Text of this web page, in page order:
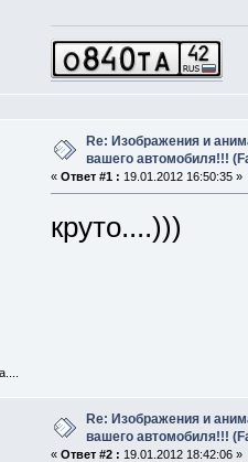
Re: Изображения и
вашего автомобиля!!!
« Ответ #1 : 19.01.2012 16:50:35 »
круто....)))
Re: Изображения и
вашего автомобиля!!!
« Ответ #2 : 19.01.2012 18:42:06 »